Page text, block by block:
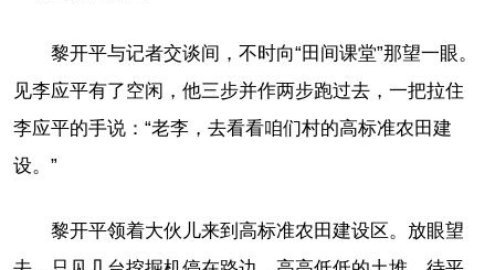
黎开平与记者交谈间，不时向“田间课堂”那望一眼。
见李应平有了空闲，他三步并作两步跑过去，一把拉住
李应平的手说：“老李，去看看咱们村的高标准农田建
设。”
黎开平领着大伙儿来到高标准农田建设区。放眼望